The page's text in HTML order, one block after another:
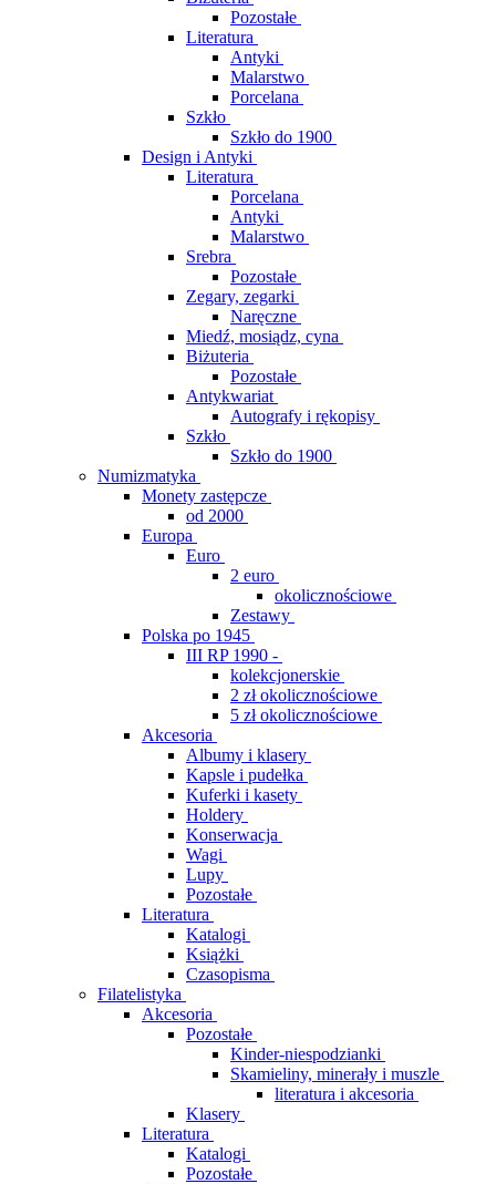
Pozostałe
Literatura
Antyki
Malarstwo
Porcelana
Szkło
Szkło do 1900
Design i Antyki
Literatura
Porcelana
Antyki
Malarstwo
Srebra
Pozostałe
Zegary, zegarki
Naręczne
Miedź, mosiądz, cyna
Biżuteria
Pozostałe
Antykwariat
Autografy i rękopisy
Szkło
Szkło do 1900
Numizmatyka
Monety zastępcze
od 2000
Europa
Euro
2 euro
okolicznościowe
Zestawy
Polska po 1945
III RP 1990 -
kolekcjonerskie
2 zł okolicznościowe
5 zł okolicznościowe
Akcesoria
Albumy i klasery
Kapsle i pudełka
Kuferki i kasety
Holdery
Konserwacja
Wagi
Lupy
Pozostałe
Literatura
Katalogi
Książki
Czasopisma
Filatelistyka
Akcesoria
Pozostałe
Kinder-niespodzianki
Skamieliny, minerały i muszle
literatura i akcesoria
Klasery
Literatura
Katalogi
Pozostałe